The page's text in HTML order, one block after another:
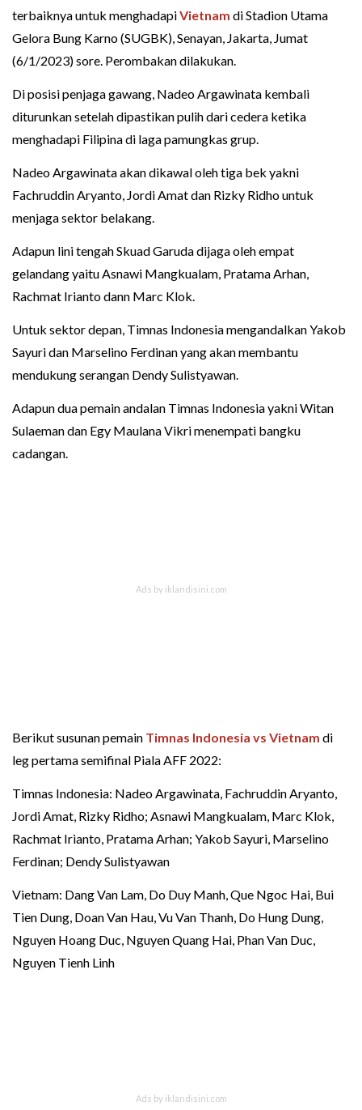
terbaiknya untuk menghadapiVietnam di Stadion Utama
Gelora Bung Karno (SUGBK), Senayan, Jakarta, Jumat
(6/1/2023) sore. Perombakan dilakukan.
Di posisi penjaga gawang, Nadeo Argawinata kembali
diturunkan setelah dipastikan pulih dari cedera ketika
menghadapi Filipina di laga pamungkas grup.
Nadeo Argawinata akan dikawal oleh tiga bek yakni
Fachruddin Aryanto, Jordi Amat dan Rizky Ridho untuk
menjaga sektor belakang.
Adapun lini tengah Skuad Garuda dijaga oleh empat
gelandang yaitu Asnawi Mangkualam, Pratama Arhan,
Rachmat Irianto dann Marc Klok.
Untuk sektor depan, Timnas Indonesia mengandalkan Yakob
Sayuri dan Marselino Ferdinan yang akan membantu
mendukung serangan Dendy Sulistyawan.
Adapun dua pemain andalan Timnas Indonesia yakni Witan
Sulaeman dan Egy Maulana Vikri menempati bangku
cadangan.
Berikut susunan pemain Timnas Indonesia vs Vietnam di
leg pertama semifinal Piala AFF 2022:
Timnas Indonesia: Nadeo Argawinata, Fachruddin Aryanto,
Jordi Amat, Rizky Ridho; Asnawi Mangkualam, Marc Klok,
Rachmat Irianto, Pratama Arhan; Yakob Sayuri, Marselino
Ferdinan; Dendy Sulistyawan
Vietnam: Dang Van Lam, Do Duy Manh, Que Ngoc Hai, Bui
Tien Dung, Doan Van Hau, Vu Van Thanh, Do Hung Dung,
Nguyen Hoang Duc, Nguyen Quang Hai, Phan Van Duc,
Nguyen Tienh Linh